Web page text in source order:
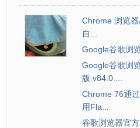
Chrome 浏览
自...
Google谷歌浏
Google谷歌浏
版 v84.0....
Chrome 76通
用Fla...
谷歌浏览器官